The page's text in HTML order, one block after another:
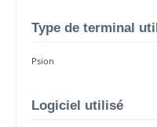
Type de terminal
Psion
Logiciel utilisé